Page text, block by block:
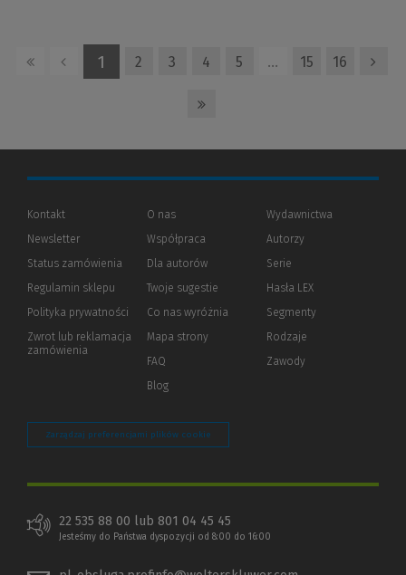
1 2 3 4 5 … 15 16
Kontakt
Newsletter
Status zamówienia
Regulamin sklepu
Polityka prywatności (Nowe
(Link
innej
Zwrot lub reklamacja
zamówienia
O nas
Współpraca
Dla autorów(Nowe
(Link
innej
strony)
Twoje sugestie
Co nas wyróżnia
Mapa strony
FAQ
Blog
Wydawnictwa
Autorzy
Serie
Hasła LEX
Segmenty
Rodzaje
Zawody
Zarządzaj preferencjami plików cookie
22 535 88 00 lub 801 04 45 45
Jesteśmy do Państwa dyspozycji od 8:00 do 16:00